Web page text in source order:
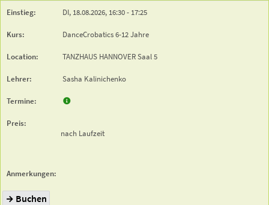
DI, 18.08.2026, 16:30 - 17:25
DanceCrobatics 6-12 Jahre
TANZHAUS HANNOVER Saal 5
Sasha Kalinichenko
nach Laufzeit
Buchen